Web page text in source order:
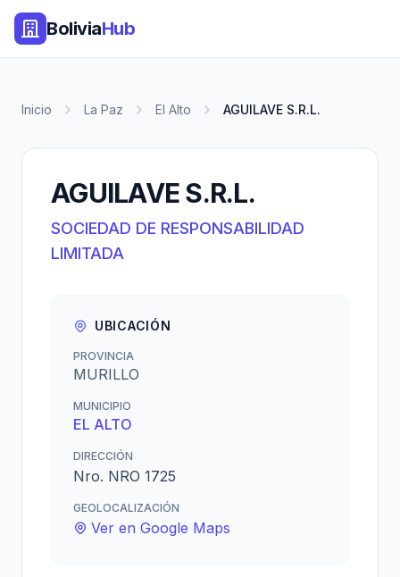
BoliviaHub
Inicio La Paz El Alto AGUILAVE S.R.L.
AGUILAVE S.R.L.
SOCIEDAD DE RESPONSABILIDAD
LIMITADA
UBICACIÓN
PROVINCIA
MURILLO
MUNICIPIO
EL ALTO
DIRECCIÓN
Nro. NRO 1725
GEOLOCALIZACIÓN
Ver en Google Maps